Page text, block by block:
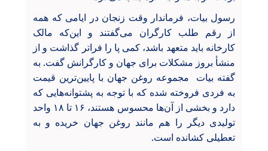
رسول بیات، فرماندار وقت زنجان در ایامی که همه
از رقم طلب کارگران می‌گفتند و این‌که مالک
کارخانه باید متعهد باشد، کمی پا را فراتر گذاشت و از
منشأ بروز مشکلات برای جهان و کارگرانش گفت. به
گفته بیات مجموعه روغن جهان با پایین‌ترین قیمت
به فردی فروخته شده که با توجه به پشتوانه‌هایی که
دارد و بخشی از آن‌ها محسوس هستند، ۱۶ تا ۱۸ واحد
تولیدی دیگر را هم مانند روغن جهان خریده و به
تعطیلی کشانده است.